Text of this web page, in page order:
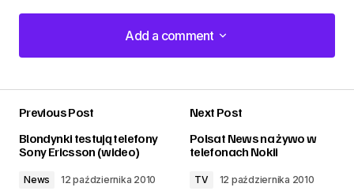
Add a comment
Add a comment
Previous Post
Blondynki testują telefony
Sony Ericsson (wideo)
News 12 października 2010
Next Post
Polsat News na żywo w
telefonach Nokii
TV 12 października 2010